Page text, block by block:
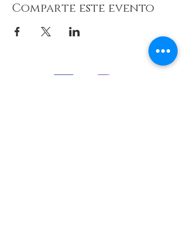
Comparte este evento